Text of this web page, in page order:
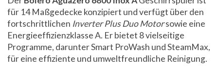
für 14 Maßgedecke konzipiert und verfügt über den
fortschrittlichen Inverter Plus Duo Motorsowie eine
Energieeffizienzklasse A. Er bietet 8 vielseitige
Programme, darunter Smart ProWash und SteamMax,
für eine effiziente und umweltfreundliche Reinigung.